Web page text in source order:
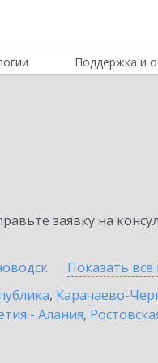
Поддержка и
заявку на
Показать
, Карачаево-
- Алания,